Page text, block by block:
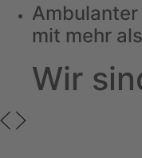
mit mehr
Wir